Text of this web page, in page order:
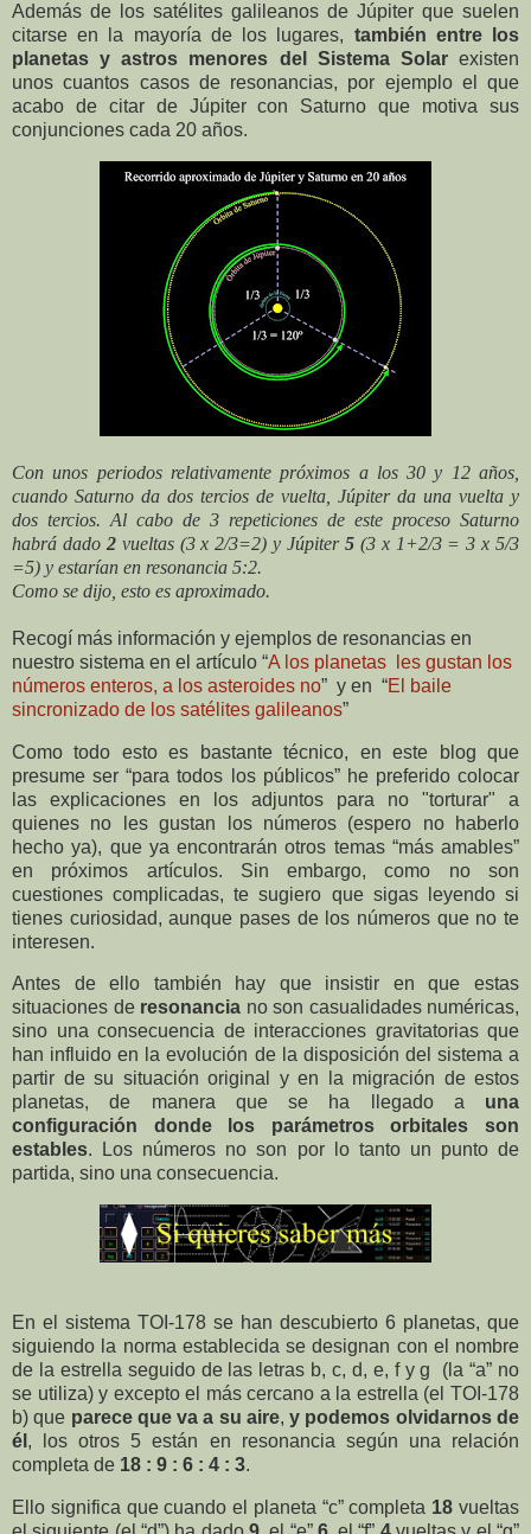
Además de los satélites galileanos de Júpiter que suelen
citarse en la mayoría de los lugares, también entre los
planetas y astros menores del Sistema Solarexisten
unos cuantos casos de resonancias, por ejemplo el que
acabo de citar de Júpiter con Saturno que motiva sus
conjunciones cada 20 años.
Con unos periodos relativamente próximos a los 30 y 12 años,
cuando Saturno da dos tercios de vuelta, Júpiter da una vuelta y
dos tercios. Al cabo de 3 repeticiones de este proceso Saturno
habrá dado 2 vueltas (3 x 2/3=2) y Júpiter 5(3 x 1+2/3 = 3 x 5/3
=5) y estarían en resonancia 5:2.
Como se dijo, esto es aproximado.
Recogí más información y ejemplos de resonancias en
nuestro sistema en el artículo “A los planetas
les gustan los
números enteros, a los asteroides no” y en “El baile
sincronizado de los satélites galileanos”
Como todo esto es bastante técnico, en este blog que
presume ser “para todos los públicos” he preferido colocar
las explicaciones en los adjuntos para no "torturar" a
quienes no les gustan los números (espero no haberlo
hecho ya), que ya encontrarán otros temas “más amables”
en próximos artículos. Sin embargo, como no son
cuestiones complicadas, te sugiero que sigas leyendo si
tienes curiosidad, aunque pases de los números que no te
interesen.
Antes de ello también hay que insistir en que estas
situaciones de resonancia no son casualidades numéricas,
sino una consecuencia de interacciones gravitatorias que
han influido en la evolución de la disposición del sistema a
partir de su situación original y en la migración de estos
planetas, de manera que se ha llegado a una
configuración donde los parámetros orbitales son
estables. Los números no son por lo tanto un punto de
partida, sino una consecuencia.
En el sistema TOI-178 se han descubierto 6 planetas, que
siguiendo la norma establecida se designan con el nombre
de la estrella seguido de las letras b, c, d, e, f y g
(la “a” no
se utiliza) y excepto el más cercano a la estrella (el TOI-178
b) que parece que va a su aire,y podemos olvidarnos de
él , los otros 5 están en resonancia según una relación
completa de 18 : 9 : 6 : 4 : 3.
Ello significa que cuando el planeta “c” completa 18 vueltas